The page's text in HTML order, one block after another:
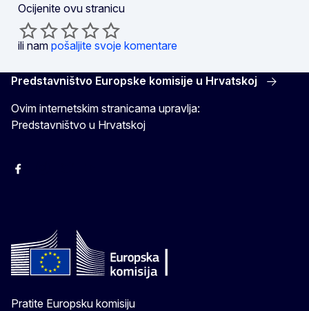
Ocijenite ovu stranicu
ili nam pošaljite svoje komentare
Predstavništvo Europske komisije u Hrvatskoj
Ovim internetskim stranicama upravlja:
Predstavništvo u Hrvatskoj
Facebook
Pratite Europsku komisiju